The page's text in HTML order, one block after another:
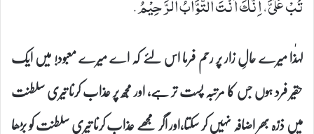
لہٰذا میرے حالِ زار پر رحم فرما اس لئے کہ اے میرے معبود! میں ایک
حقیر فرد ہوں جس کا مرتبہ پست تر ہے، اور مجھ پر عذاب کرنا تیری سلطنت
میں ذرّہ بھر اضافہ نہیں کر سکتا،اور اگر مجھے عذاب کرنا تیری سلطنت کو بڑھا